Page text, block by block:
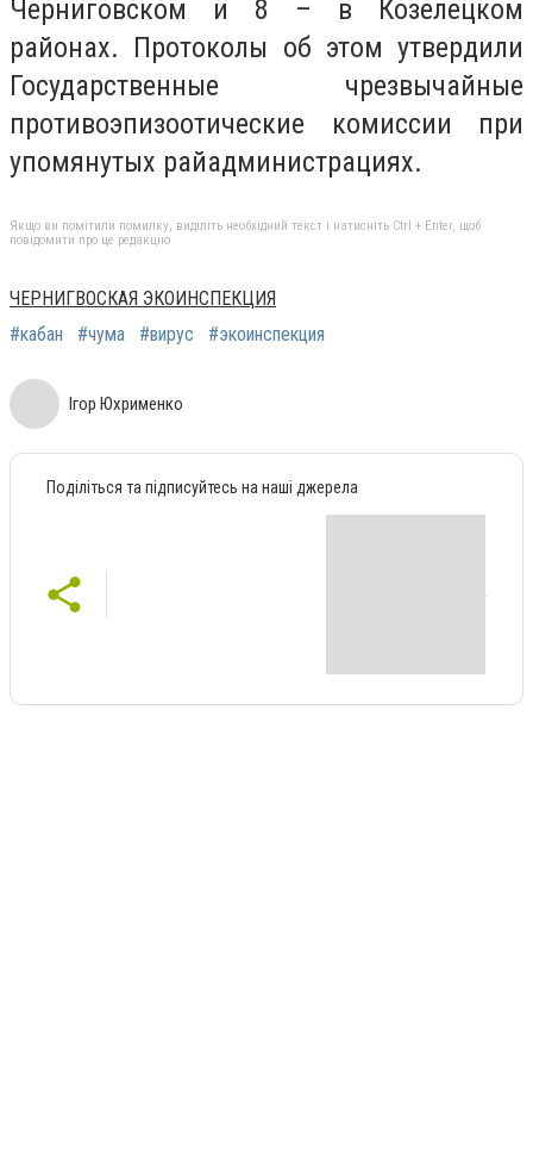
Черниговском и 8 – в Козелецком
районах. Протоколы об этом утвердили
Государственные чрезвычайные
противоэпизоотические комиссии при
упомянутых райадминистрациях.
Якщо ви помітили помилку, виділіть необхідний текст і натисніть Ctrl + Enter, щоб
повідомити про це редакцію
ЧЕРНИГВОСКАЯ ЭКОИНСПЕКЦИЯ
#кабан
#чума #вирус #экоинспекция
Ігор Юхрименко
Поділіться та підписуйтесь на наші джерела